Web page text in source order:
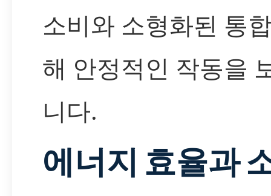
소비와 소형화된 통
해 안정적인 작동을
니다.
에너지 효율과